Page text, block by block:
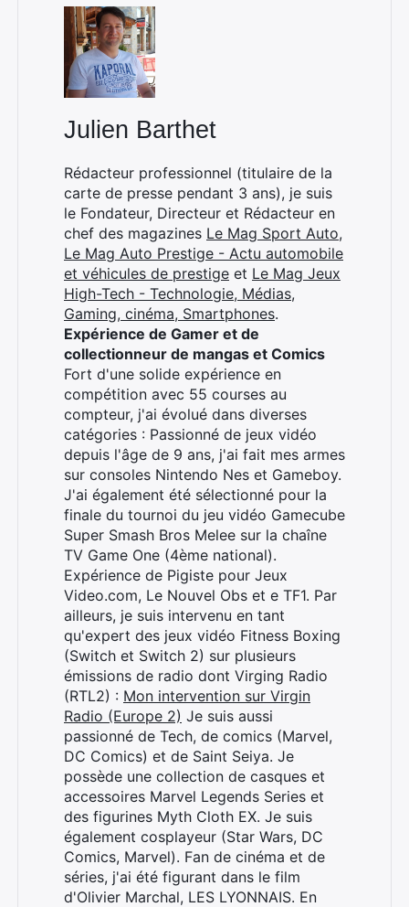
Julien Barthet
Rédacteur professionnel (titulaire de la
carte de presse pendant 3 ans), je suis
le Fondateur, Directeur et Rédacteur en
chef des magazines Le Mag Sport Auto,
Le Mag Auto Prestige - Actu automobile
et véhicules de prestige et Le Mag Jeux
High-Tech - Technologie, Médias,
Gaming, cinéma, Smartphones.
Expérience de Gamer et de
collectionneur de mangas et Comics
Fort d'une solide expérience en
compétition avec 55 courses au
compteur, j'ai évolué dans diverses
catégories : Passionné de jeux vidéo
depuis l'âge de 9 ans, j'ai fait mes armes
sur consoles Nintendo Nes et Gameboy.
J'ai également été sélectionné pour la
finale du tournoi du jeu vidéo Gamecube
Super Smash Bros Melee sur la chaîne
TV Game One (4ème national).
Expérience de Pigiste pour Jeux
Video.com, Le Nouvel Obs et e TF1. Par
ailleurs, je suis intervenu en tant
qu'expert des jeux vidéo Fitness Boxing
(Switch et Switch 2) sur plusieurs
émissions de radio dont Virging Radio
(RTL2) : Mon intervention sur Virgin
Radio (Europe 2) Je suis aussi
passionné de Tech, de comics (Marvel,
DC Comics) et de Saint Seiya. Je
possède une collection de casques et
accessoires Marvel Legends Series et
des figurines Myth Cloth EX. Je suis
également cosplayeur (Star Wars, DC
Comics, Marvel). Fan de cinéma et de
séries, j'ai été figurant dans le film
d'Olivier Marchal, LES LYONNAIS. En